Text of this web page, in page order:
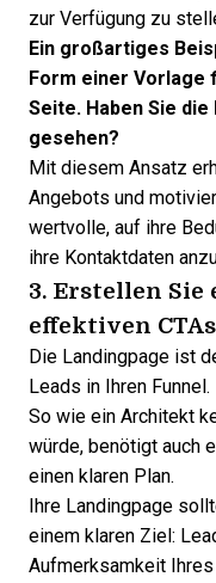
zur Verfügung zu
Ein großartiges
Form einer Vorlage
Seite. Haben Sie
gesehen?
Mit diesem Ansatz
Angebots und
wertvolle, auf ihre
ihre Kontaktdaten
3. Erstellen Sie
effektiven CTAs
Die Landingpage ist
Leads in Ihren Funnel.
So wie ein Architekt
würde, benötigt auch
einen klaren Plan.
Ihre Landingpage
einem klaren Ziel:
Aufmerksamkeit